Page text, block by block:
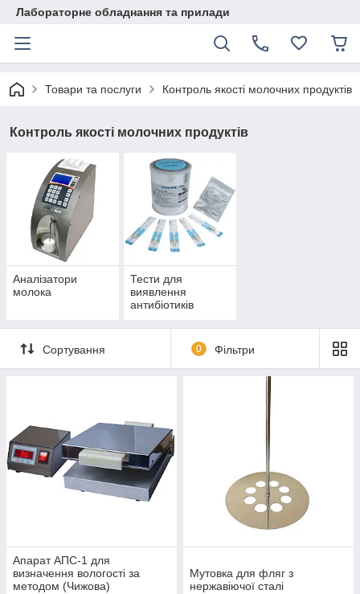
Лабораторне обладнання та прилади
Товари та послуги Контроль якості молочних продуктів
Контроль якості молочних продуктів
Аналізатори
молока
Тести для
виявлення
антибіотиків
Сортування 0 Фільтри
Апарат АПС-1 для
визначення вологості за
методом (Чижова)
Мутовка для фляг з
нержавіючої сталі